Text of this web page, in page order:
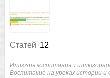
Статей: 12
Иллюзия воспитания и
Воспитание на уроках истории и